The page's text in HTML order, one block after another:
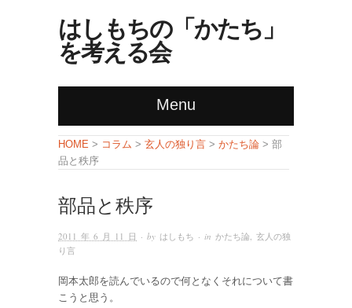
はしもちの「かたち」
を考える会
Menu
HOME > コラム > 玄人の独り言 > かたち論 > 部
品と秩序
部品と秩序
2011 年 6 月 11 日 · by はしもち · in かたち論, 玄人の独
り言
岡本太郎を読んでいるので何となくそれについて書
こうと思う。